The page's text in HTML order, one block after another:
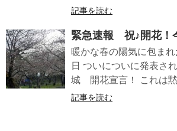
記事を読む
緊急速報 祝♪開花！
暖かな春の陽気に包ま
日 ついについに発表さ
城 開花宣言！ これは
記事を読む